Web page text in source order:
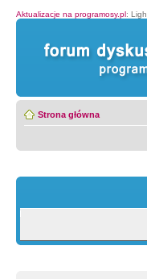
Aktualizacje na programosy.pl:
Strona główna